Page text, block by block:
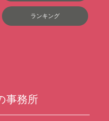
ランキング
事務所